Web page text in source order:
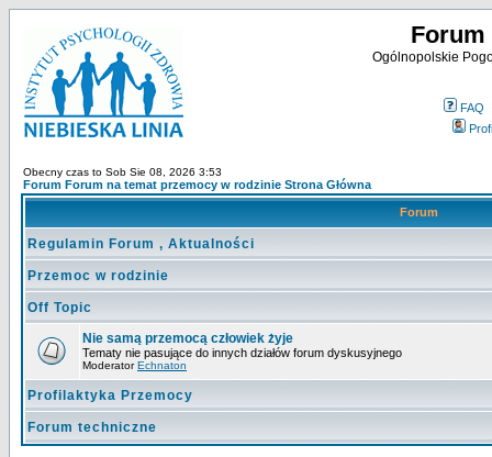
Forum
Ogólnopolskie
FAQ
Obecny czas to Sob Sie 08, 2026 3:53
Forum Forum na temat przemocy w rodzinie Strona Główna
Forum
Regulamin Forum , Aktualności
Przemoc w rodzinie
Off Topic
Nie samą przemocą człowiek żyje
Tematy nie pasujące do innych działów forum dyskusyjnego
ModeratorEchnaton
Profilaktyka Przemocy
Forum techniczne